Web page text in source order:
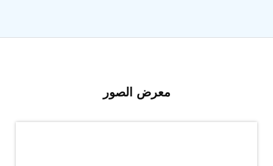
Cyclic Spin Test Facility
Hydraulic Powerpack And Actuator System
معرض الصور